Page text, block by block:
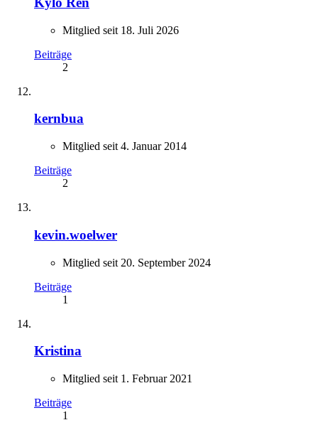
Mitglied seit 18. Juli 2026
Beiträge
2
kernbua
Mitglied seit 4. Januar 2014
Beiträge
2
kevin.woelwer
Mitglied seit 20. September 2024
Beiträge
1
Kristina
Mitglied seit 1. Februar 2021
Beiträge
1